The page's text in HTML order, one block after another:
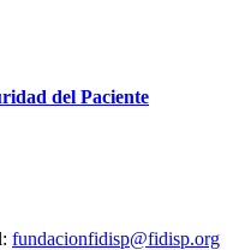
del Paciente
fundacionfidisp@fidisp.org